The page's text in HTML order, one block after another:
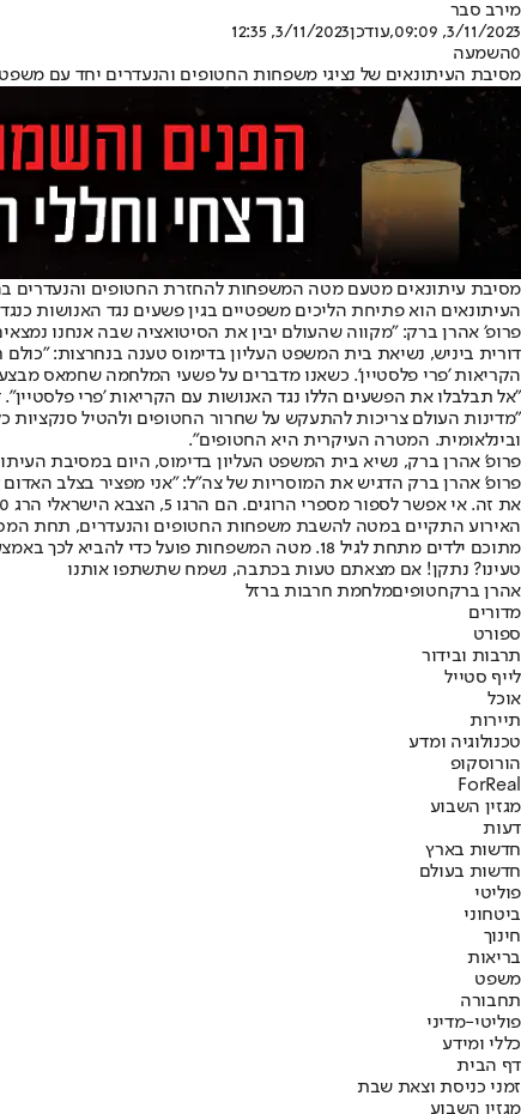
מירב סבר
3/11/2023, 09:09
,עודכן3/11/2023, 12:35
0השמעה
מסיבת העיתונאים של נציגי משפחות החטופים והנעדרים יחד עם
מסיבת עיתונאים מטעם מטה המשפחות להחזרת החטופים והנעדרים
העיתונאים הוא פתיחת הליכים משפטיים בגין פשעים נגד האנושות
פרופ׳ אהרן ברק: "מקווה שהעולם יבין את הסיטואציה שבה אנחנו
דורית ביניש, נשיאת בית המשפט העליון בדימוס טענה בנחרצות:
הקריאות 'פרי פלסטיין'. כשאנו מדברים על פשעי המלחמה שחמאס
"אל תבלבלו את הפשעים הללו נגד האנושות עם הקריאות 'פרי
"מדינות העולם צריכות להתעקש על שחרור החטופים ולהטיל סנקציות
ובינלאומית. המטרה העיקרית היא החטופים".
פרופ' אהרן ברק, נשיא בית המשפט העליון בדימוס, היום במסיבת
פרופ' אהרן ברק הדגיש את המוסריות של צה"ל: "אני מפציר בצלב האדום
את זה. אי אפשר לספור מספרי הרוגים. הם הרגו 5, הצבא הישראלי הרג 10. חמאס עובר על כל חוק בינלאומי. ומנגד יש צבא שמנסה לא להרוג אזרחים תמימים, ומחויב למינימיום של נזק משני- והצבא עושה את זה".
מתוכם ילדים מתחת לגיל 18. מטה המשפחות פועל כדי להביא לכך באמצעות נקיטת הליכים שונים בזירה הבינלאומית".
טעינו? נתקן! אם מצאתם טעות בכתבה, נשמח שתשתפו אותנו
אהרן ברקחטופיםמלחמת חרבות ברזל
מדורים
ספורט
תרבות ובידור
לייף סטייל
אוכל
תיירות
טכנולוגיה ומדע
הורוסקופ
ForReal
מגזין השבוע
דעות
חדשות בארץ
חדשות בעולם
פוליטי
ביטחוני
חינוך
בריאות
משפט
תחבורה
פוליטי-מדיני
כללי ומידע
דף הבית
זמני כניסת וצאת שבת
מגזין השבוע